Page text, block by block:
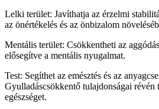
Lelki terület: Javíthatja az érzelmi
az önértékelés és az önbizalom
Mentális terület: Csökkentheti az
elősegítve a mentális nyugalmat.
Test: Segíthet az emésztés és az
Gyulladáscsökkentő tulajdonságai révén
egészséget.